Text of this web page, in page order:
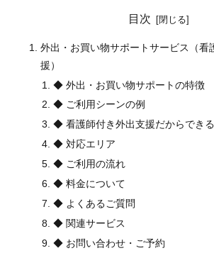
目次
外出・お買い物サポートサービス（看
援）
◆ 外出・お買い物サポートの特徴
◆ ご利用シーンの例
◆ 看護師付き外出支援だからでき
◆ 対応エリア
◆ ご利用の流れ
◆ 料金について
◆ よくあるご質問
◆ 関連サービス
◆ お問い合わせ・ご予約